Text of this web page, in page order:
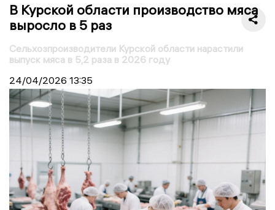
В Курской области производство мяса
выросло в 5 раз
Сельхозпроизводители Курской области нарастили
выпуск мяса в 5,2 раза в 2026 году
24/04/2026 13:35